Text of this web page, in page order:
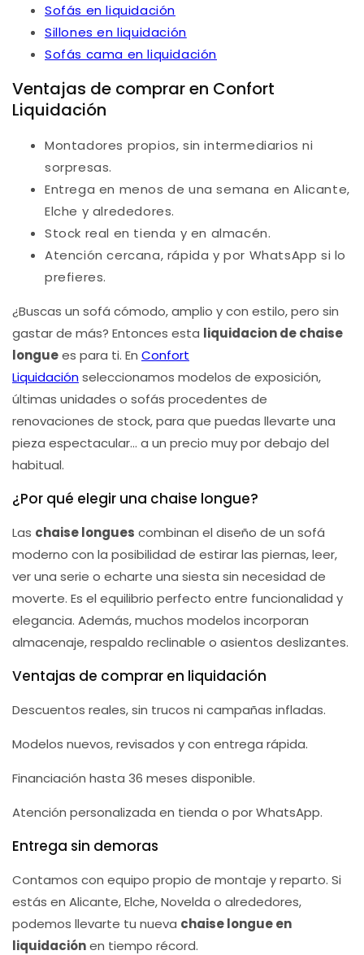
Sofás en liquidación
Sillones en liquidación
Sofás cama en liquidación
Ventajas de comprar en Confort
Liquidación
Montadores propios, sin intermediarios ni
sorpresas.
Entrega en menos de una semana en Alicante,
Elche y alrededores.
Stock real en tienda y en almacén.
Atención cercana, rápida y por WhatsApp si lo
prefieres.
¿Buscas un sofá cómodo, amplio y con estilo, pero sin
gastar de más? Entonces esta liquidacion de chaise
longuees para ti. En Confort
Liquidaciónseleccionamos modelos de exposición,
últimas unidades o sofás procedentes de
renovaciones de stock, para que puedas llevarte una
pieza espectacular… a un precio muy por debajo del
habitual.
¿Por qué elegir una chaise longue?
Las chaise longues combinan el diseño de un sofá
moderno con la posibilidad de estirar las piernas, leer,
ver una serie o echarte una siesta sin necesidad de
moverte. Es el equilibrio perfecto entre funcionalidad y
elegancia. Además, muchos modelos incorporan
almacenaje, respaldo reclinable o asientos deslizantes.
Ventajas de comprar en liquidación
Descuentos reales, sin trucos ni campañas infladas.
Modelos nuevos, revisados y con entrega rápida.
Financiación hasta 36 meses disponible.
Atención personalizada en tienda o por WhatsApp.
Entrega sin demoras
Contamos con equipo propio de montaje y reparto. Si
estás en Alicante, Elche, Novelda o alrededores,
podemos llevarte tu nueva chaise longue en
liquidaciónen tiempo récord.